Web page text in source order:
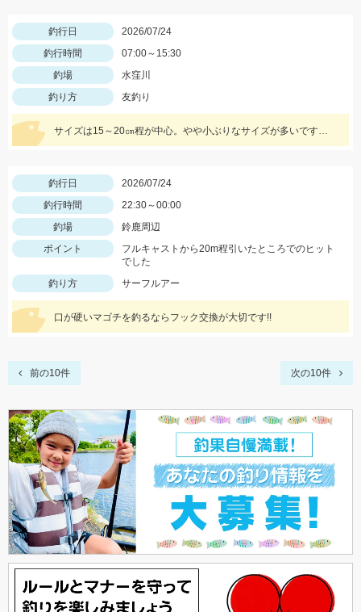
釣行日
2026/07/24
釣行時間
07:00～15:30
釣場
水窪川
釣り方
友釣り
サイズは15～20㎝程が中心。やや小ぶりなサイズが多いですが数釣りは楽しめます！
釣行日
2026/07/24
釣行時間
22:30～00:00
釣場
鈴鹿周辺
ポイント
フルキャストから20m程引いたところでのヒット
でした
釣り方
サーフルアー
口が硬いマゴチを釣るならフック交換が大切です!!
前の10件 次の10件